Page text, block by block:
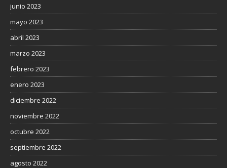
junio 2023
mayo 2023
abril 2023
marzo 2023
febrero 2023
enero 2023
diciembre 2022
noviembre 2022
octubre 2022
septiembre 2022
agosto 2022